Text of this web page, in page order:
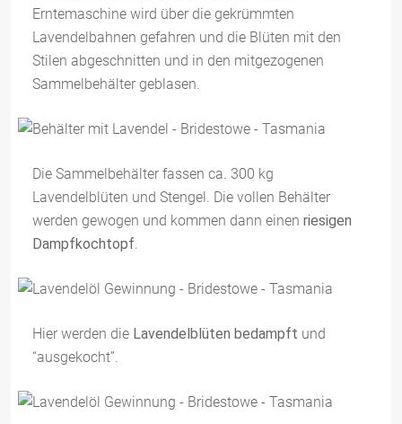
Erntemaschine wird über die gekrümmten
Lavendelbahnen gefahren und die Blüten mit den
Stilen abgeschnitten und in den mitgezogenen
Sammelbehälter geblasen.
Die Sammelbehälter fassen ca. 300 kg
Lavendelblüten und Stengel. Die vollen Behälter
werden gewogen und kommen dann einen riesigen
Dampfkochtopf.
Hier werden die Lavendelblüten bedampft und
“ausgekocht”.